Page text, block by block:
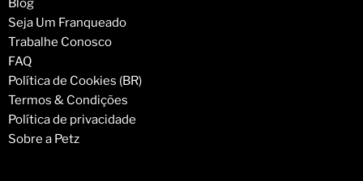
Blog
Seja Um Franqueado
Trabalhe Conosco
FAQ
Política de Cookies (BR)
Termos & Condições
Política de privacidade
Sobre a Petz